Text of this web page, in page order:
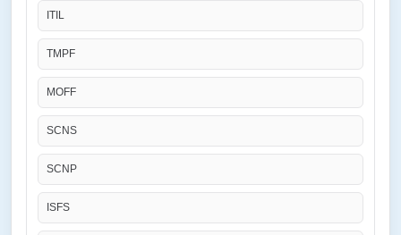
ITIL
TMPF
MOFF
SCNS
SCNP
ISFS